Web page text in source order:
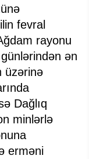
fevral
rayonu
ən
üzərinə
Dağlıq
minlərlə
erməni